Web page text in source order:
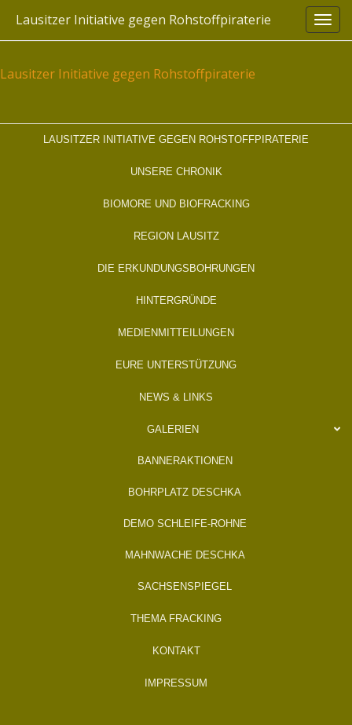
Lausitzer Initiative gegen Rohstoffpiraterie
Lausitzer Initiative gegen Rohstoffpiraterie
LAUSITZER INITIATIVE GEGEN ROHSTOFFPIRATERIE
UNSERE CHRONIK
BIOMORE UND BIOFRACKING
REGION LAUSITZ
DIE ERKUNDUNGSBOHRUNGEN
HINTERGRÜNDE
MEDIENMITTEILUNGEN
EURE UNTERSTÜTZUNG
NEWS & LINKS
GALERIEN
BANNERAKTIONEN
BOHRPLATZ DESCHKA
DEMO SCHLEIFE-ROHNE
MAHNWACHE DESCHKA
SACHSENSPIEGEL
THEMA FRACKING
KONTAKT
IMPRESSUM